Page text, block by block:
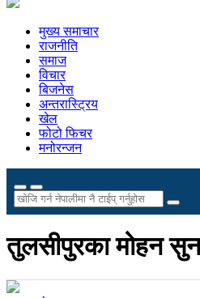
मुख्य समाचार
राजनीति
समाज
विचार
बिजनेस
अन्तरास्ट्रिय
खेल
फोटो फिचर
मनोरन्जन
तुलसीपुरका मोहन